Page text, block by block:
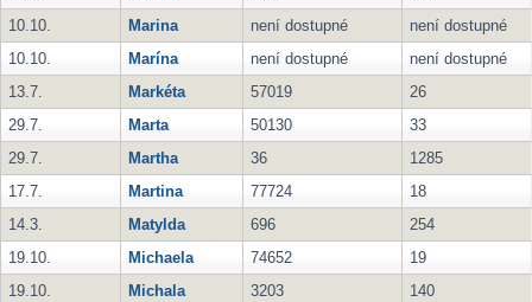
10.10.
Marina není dostupné
není dostupné
10.10.
Marína není dostupné
není dostupné
13.7.
Markéta 57019
26
29.7.
Marta 50130
33
29.7.
Martha 36
1285
17.7.
Martina 77724
18
14.3.
Matylda 696
254
19.10.
Michaela 74652
19
19.10.
Michala 3203
140